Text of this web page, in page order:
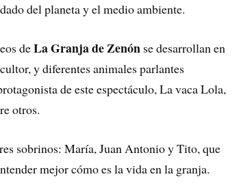
del planeta y el medio ambiente.
deLa Granja de Zenón se desarrollan en
y diferentes animales parlantes
de este espectáculo, La vaca Lola,
otros.
sobrinos: María, Juan Antonio y Tito, que
mejor cómo es la vida en la granja.